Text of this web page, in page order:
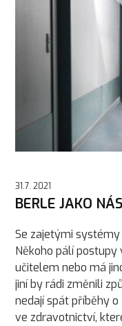
31.7. 2021
BERLE JAKO
Se zajetými
Někoho pálí
učitelem nebo má
jiní by rádi změnili
nedají spát příběhy
ve zdravotnictví,